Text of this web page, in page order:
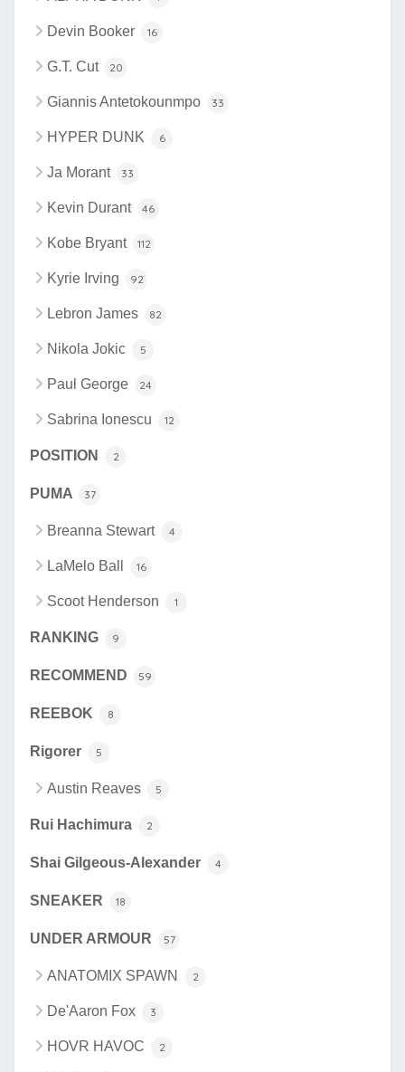
Devin Booker 16
G.T. Cut 20
Giannis Antetokounmpo 33
HYPER DUNK 6
Ja Morant 33
Kevin Durant 46
Kobe Bryant 112
Kyrie Irving 92
Lebron James 82
Nikola Jokic 5
Paul George 24
Sabrina Ionescu 12
POSITION 2
PUMA 37
Breanna Stewart 4
LaMelo Ball 16
Scoot Henderson 1
RANKING 9
RECOMMEND 59
REEBOK 8
Rigorer 5
Austin Reaves 5
Rui Hachimura 2
Shai Gilgeous-Alexander 4
SNEAKER 18
UNDER ARMOUR 57
ANATOMIX SPAWN 2
De'Aaron Fox 3
HOVR HAVOC 2